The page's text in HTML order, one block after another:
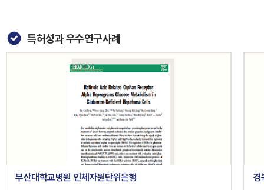
특허성과 우수연구사례
부산대학교병원 인체자원단위은행 경